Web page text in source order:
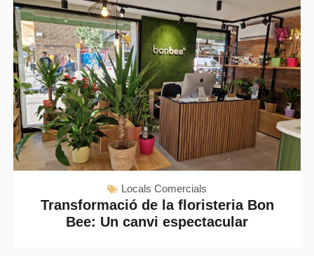
Locals Comercials
Transformació de la floristeria Bon
Bee: Un canvi espectacular